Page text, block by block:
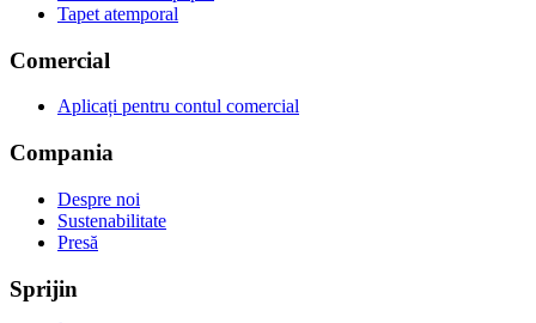
Tapet atemporal
Comercial
Aplicați pentru contul comercial
Compania
Despre noi
Sustenabilitate
Presă
Sprijin